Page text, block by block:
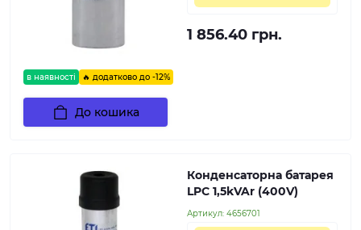
в наявності 🔥 додатково до -12%
1 856.40 грн.
До кошика
Конденсаторна батарея
LPC 1,5kVAr (400V)
Артикул: 4656701